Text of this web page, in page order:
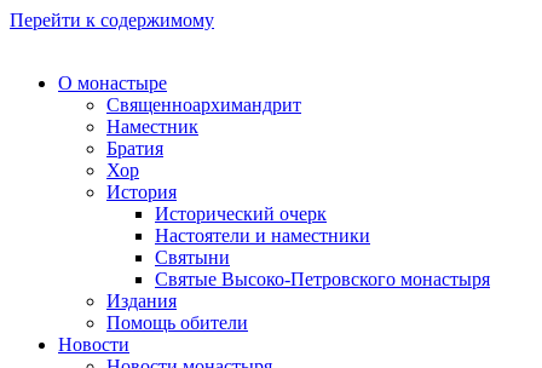
Перейти к содержимому
О монастыре
Священноархимандрит
Наместник
Братия
Хор
История
Исторический очерк
Настоятели и наместники
Святыни
Святые Высоко-Петровского монастыря
Издания
Помощь обители
Новости